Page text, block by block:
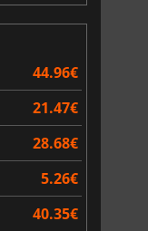
44.96€
21.47€
28.68€
5.26€
40.35€